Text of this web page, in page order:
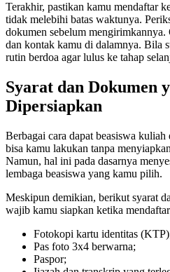
Terakhir, pastikan kamu mendaftar
tidak melebihi batas waktunya.
dokumen sebelum mengirimkannya.
dan kontak kamu di dalamnya. Bila
rutin berdoa agar lulus ke tahap
Syarat dan Dokumen
Dipersiapkan
Berbagai cara dapat beasiswa
bisa kamu lakukan tanpa
Namun, hal ini pada dasarnya
lembaga beasiswa yang kamu pilih.
Meskipun demikian, berikut syarat
wajib kamu siapkan ketika
Fotokopi kartu identitas
Pas foto 3x4 berwarna;
Paspor;